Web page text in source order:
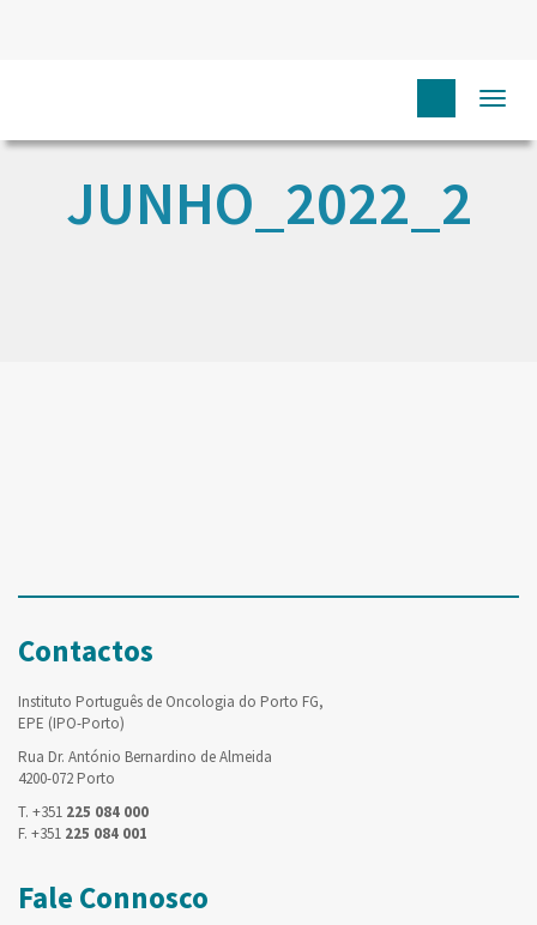
JUNHO_2022_2
Contactos
Instituto Português de Oncologia do Porto FG,
EPE (IPO-Porto)
Rua Dr. António Bernardino de Almeida
4200-072 Porto
T. +351 225 084 000
F. +351 225 084 001
Fale Connosco